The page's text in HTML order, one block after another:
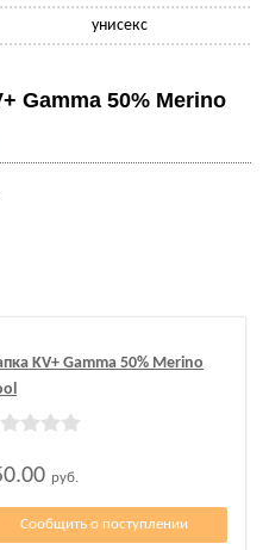
унисекс
Gamma 50% Merino
KV+ Gamma 50% Merino
руб.
Сообщить о поступлении